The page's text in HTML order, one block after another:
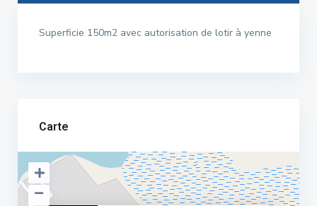
Superficie 150m2 avec autorisation de lotir à yenne
Carte